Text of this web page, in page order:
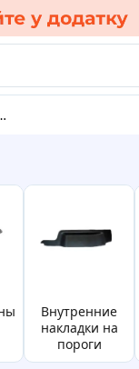
внутренние
накладки на
пороги